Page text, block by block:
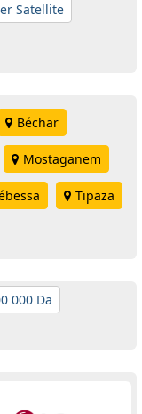
Satellite
Béchar
Mostaganem
Tipaza
000 Da